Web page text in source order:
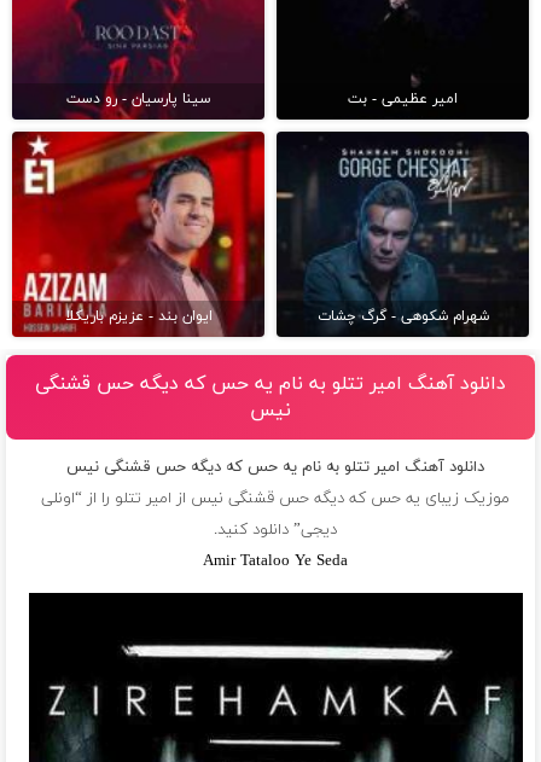
امیر عظیمی - بت سینا پارسیان - رو دست
شهرام شکوهی - گرگ چشات ایوان بند - عزیزم باریکلا
دانلود آهنگ امیر تتلو به نام یه حس که دیگه حس قشنگی
نیس
دانلود آهنگ امیر تتلو به نام یه حس که دیگه حس قشنگی نیس
موزیک زیبای یه حس که دیگه حس قشنگی نیس از امیر تتلو را از “اونلی
دیجی” دانلود کنید.
Amir Tataloo Ye Seda